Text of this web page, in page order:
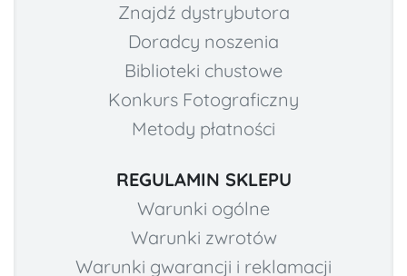
Znajdź dystrybutora
Doradcy noszenia
Biblioteki chustowe
Konkurs Fotograficzny
Metody płatności
REGULAMIN SKLEPU
Warunki ogólne
Warunki zwrotów
Warunki gwarancji i reklamacji